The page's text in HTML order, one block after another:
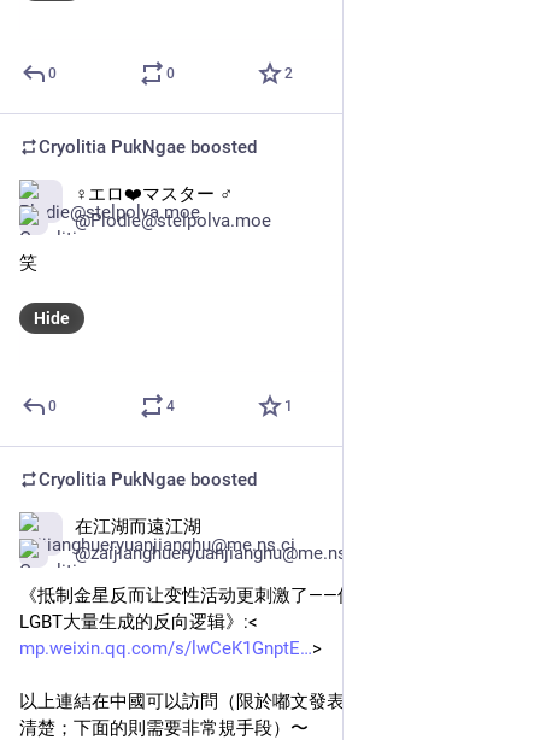
0 0 2
Cryolitia PukNgae boosted
♀エロ❤️マスター ♂
@Plodie@stelpolva.moe
笑
Hide
0 4 1
Cryolitia PukNgae boosted
在江湖而遠江湖
@zaijianghueryuanjianghu@me.ns.ci
《抵制金星反而让变性活动更刺激了——保守主义言论促使
LGBT大量生成的反向逻辑》:<
mp.weixin.qq.com/s/lwCeK1GnptE
>
以上連結在中國可以訪問（限於嘟文發表之時及之前，之後不
清楚；下面的則需要非常規手段）〜